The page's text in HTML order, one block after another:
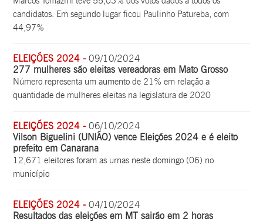
candidatos. Em segundo lugar ficou Paulinho Patureba, com
44,97%
ELEIÇÕES 2024 -09/10/2024
277 mulheres são eleitas vereadoras em Mato Grosso
Número representa um aumento de 21% em relação a
quantidade de mulheres eleitas na legislatura de 2020
ELEIÇÕES 2024 -06/10/2024
Vilson Biguelini (UNIÃO) vence Eleições 2024 e é eleito
prefeito em Canarana
12,671 eleitores foram as urnas neste domingo (06) no
município
ELEIÇÕES 2024 -04/10/2024
Resultados das eleições em MT sairão em 2 horas